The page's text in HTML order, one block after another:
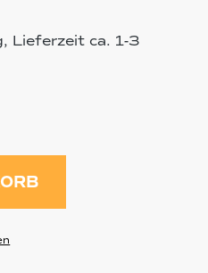
Lieferzeit ca. 1-3